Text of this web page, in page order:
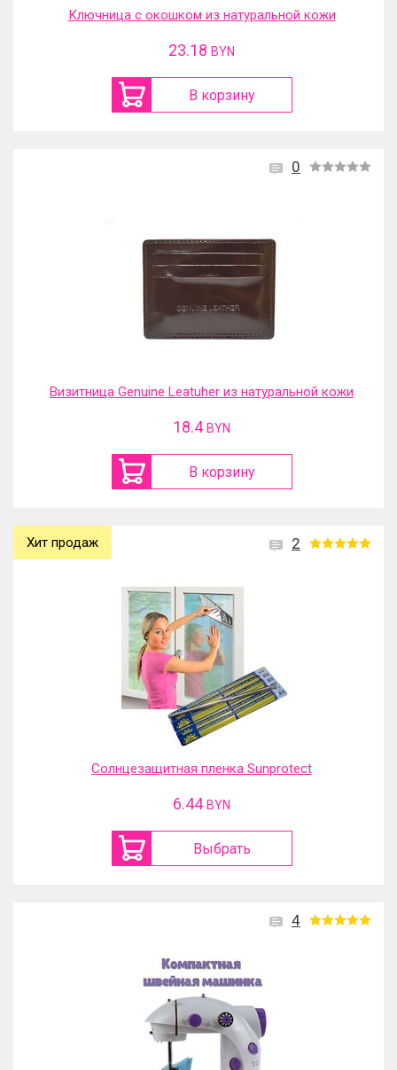
Ключница с окошком из натуральной кожи
23.18 BYN
В корзину
0
Визитница Genuine Leatuher из натуральной кожи
18.4 BYN
В корзину
2
Хит продаж
Солнцезащитная пленка Sunprotect
6.44 BYN
Выбрать
4